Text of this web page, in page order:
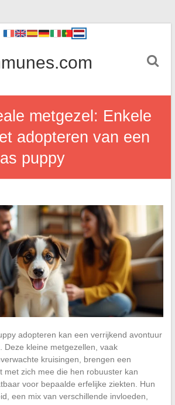
metgezel: Enkele
adopteren van een
puppy
adopteren kan een verrijkend avontuur
Deze kleine metgezellen, vaak
kruisingen, brengen een
met zich mee die hen robuuster kan
voor bepaalde erfelijke ziekten. Hun
een mix van verschillende invloeden,